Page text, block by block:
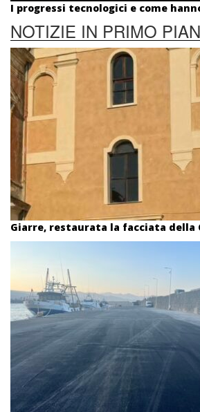
I progressi tecnologici e come
NOTIZIE IN PRIMO
Giarre, restaurata la facciata della